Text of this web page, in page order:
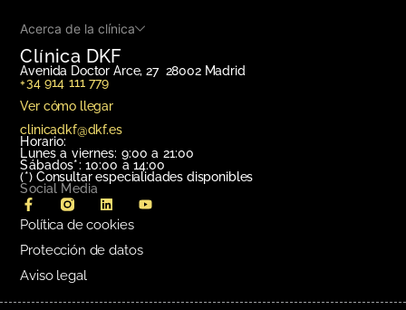
Clínica DKF
Avenida Doctor Arce, 27 28002 Madrid
+34 914 111 779
Ver cómo llegar
clinicadkf@dkf.es
Horario:
Lunes a viernes: 9:00 a 21:00
Sábados*: 10:00 a 14:00
(*) Consultar especialidades disponibles
Social Media
Acerca de la clínica
Política de cookies
Protección de datos
Aviso legal